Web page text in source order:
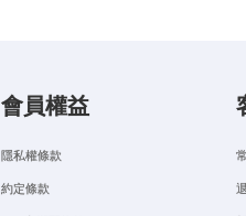
會員權益
隱私權條款
約定條款